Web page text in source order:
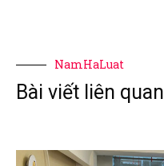
NamHaLuat
Bài viết liên quan